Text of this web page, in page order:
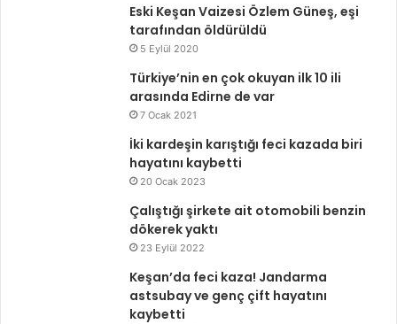
Eski Keşan Vaizesi Özlem Güneş, eşi
tarafından öldürüldü
5 Eylül 2020
Türkiye’nin en çok okuyan ilk 10 ili
arasında Edirne de var
7 Ocak 2021
İki kardeşin karıştığı feci kazada biri
hayatını kaybetti
20 Ocak 2023
Çalıştığı şirkete ait otomobili benzin
dökerek yaktı
23 Eylül 2022
Keşan’da feci kaza! Jandarma
astsubay ve genç çift hayatını
kaybetti